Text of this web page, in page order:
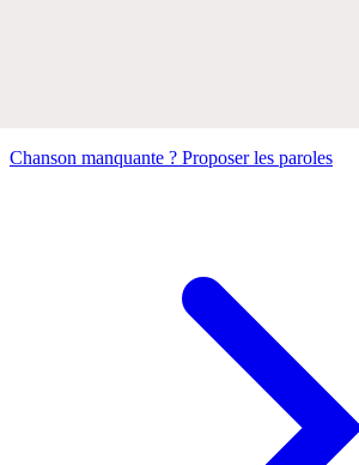
Chanson manquante ? Proposer les paroles